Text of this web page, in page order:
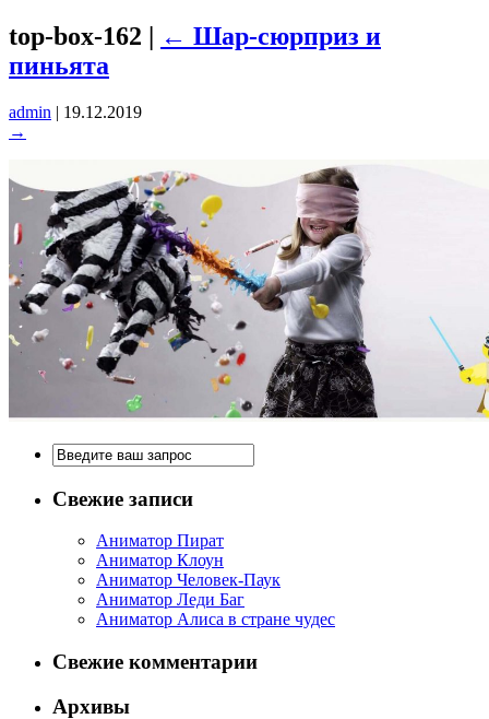
top-box-162 | ← Шар-сюрприз и
пиньята
admin | 19.12.2019
→
Свежие записи
Аниматор Пират
Аниматор Клоун
Аниматор Человек-Паук
Аниматор Леди Баг
Аниматор Алиса в стране чудес
Свежие комментарии
Архивы